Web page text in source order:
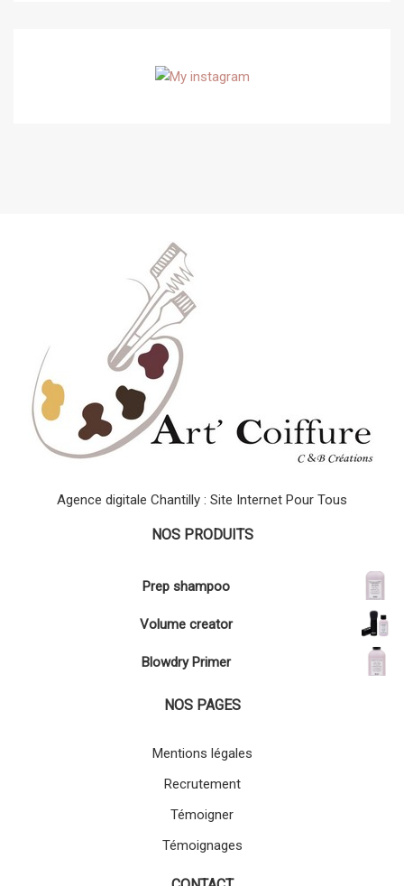
Agence digitale Chantilly : Site Internet Pour Tous
NOS PRODUITS
Prep shampoo
Volume creator
Blowdry Primer
NOS PAGES
Mentions légales
Recrutement
Témoigner
Témoignages